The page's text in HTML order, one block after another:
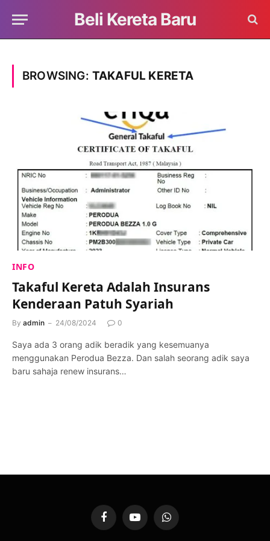
Beli Kereta Baru
BROWSING: TAKAFUL KERETA
INFO
Takaful Kereta Adalah Insurans
Kenderaan Patuh Syariah
By admin 24/08/2024 0
Saya ada 3 orang adik beradik yang kesemuanya
menggunakan Perodua Bezza. Dan salah seorang adik saya
baru sahaja renew insurans…
FacebookYouTubeWhatsApp